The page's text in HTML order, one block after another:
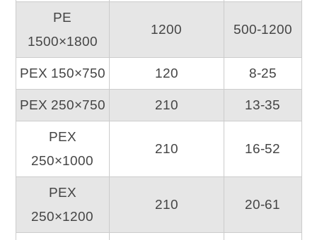
PE
1500×1800
1200 500-1200
PEX 150×750 120 8-25
PEX 250×750 210 13-35
PEX
250×1000
210 16-52
PEX
250×1200
210 20-61